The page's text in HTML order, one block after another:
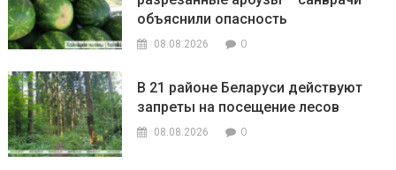
объяснили опасность
08.08.2026 0
В 21 районе Беларуси действуют
запреты на посещение лесов
08.08.2026 0